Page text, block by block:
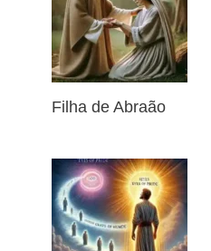
Filha de Abraão